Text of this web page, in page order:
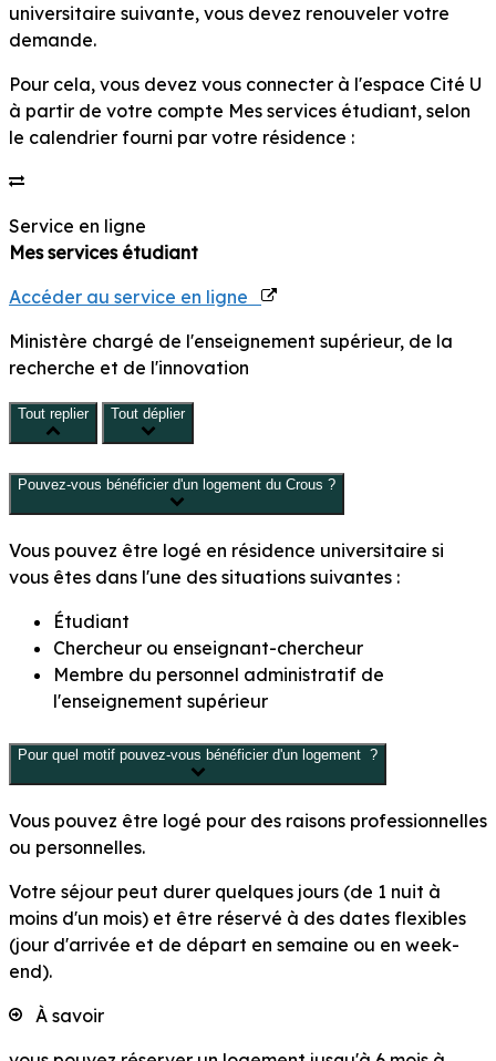
universitaire suivante, vous devez renouveler votre
demande.
Pour cela, vous devez vous connecter à l'espace Cité U
à partir de votre compte Mes services étudiant, selon
le calendrier fourni par votre résidence :
Service en ligne
Mes services étudiant
Accéder au service en ligne
Ministère chargé de l'enseignement supérieur, de la
recherche et de l'innovation
Tout replier Tout déplier
Pouvez-vous bénéficier d'un logement du Crous ?
Vous pouvez être logé en résidence universitaire si
vous êtes dans l'une des situations suivantes :
Étudiant
Chercheur ou enseignant-chercheur
Membre du personnel administratif de
l'enseignement supérieur
Pour quel motif pouvez-vous bénéficier d'un logement ?
Vous pouvez être logé pour des raisons professionnelles
ou personnelles.
Votre séjour peut durer quelques jours (de 1 nuit à
moins d'un mois) et être réservé à des dates flexibles
(jour d'arrivée et de départ en semaine ou en week-
end).
À savoir